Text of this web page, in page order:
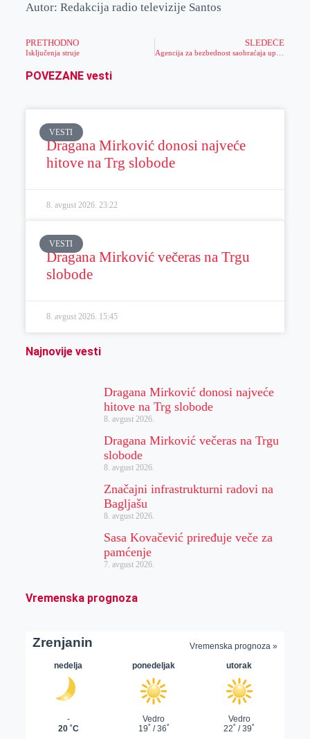
Autor: Redakcija radio televizije Santos
PRETHODNO
Isključenja struje
SLEDEĆE
POVEZANE vesti
VESTI
Dragana Mirković donosi najveće
hitove na Trg slobode
8. avgust 2026. 23:22
VESTI
Dragana Mirković večeras na Trgu
slobode
8. avgust 2026. 15:45
Najnovije vesti
Dragana Mirković donosi najveće
hitove na Trg slobode
8. avgust 2026.
Dragana Mirković večeras na Trgu
slobode
8. avgust 2026.
Značajni infrastrukturni radovi na
Bagljašu
8. avgust 2026.
Sasa Kovačević priređuje veče za
pamćenje
7. avgust 2026.
Vremenska prognoza